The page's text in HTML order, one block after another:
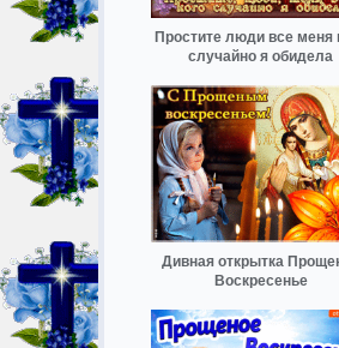
Простите люди все меня
случайно я обидела
Дивная открытка
Воскресенье